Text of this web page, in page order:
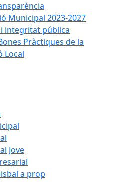
Municipal 2023-2027
integritat pública
Pràctiques de la
Local
Jove
a prop